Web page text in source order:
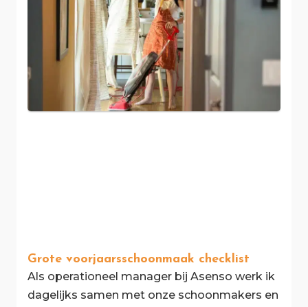
Grote voorjaarsschoonmaak checklist
Als operationeel manager bij Asenso werk ik
dagelijks samen met onze schoonmakers en